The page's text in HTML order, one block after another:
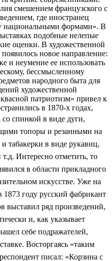
смешением французского с
где иностранец
национальными формами». В
подобные нелепые
оценки. В художественной
новое направление:
и неумение ее использовать
бессмысленному
народного быта для
художественной
патриотизм» привел к
в 1870-х годах,
со спинкой в виде дуги,
топоры и резанными на
табакерки в виде рукавиц,
Интересно отметить, то
в области прикладного
искусстве. Уже на
году русский фабрикант
выставил ряд произведений,
и, как указывает
себе подражателей,
Восторгаясь «таким
писал: «Корзина с